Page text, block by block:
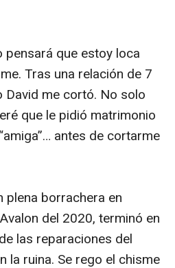
pensará que estoy loca
Tras una relación de 7
David me cortó. No solo
que le pidió matrimonio
antes de cortarme
plena borrachera en
del 2020, terminó en
las reparaciones del
la ruina. Se rego el chisme